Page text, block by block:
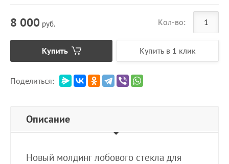
8 000 руб. Кол-во:
Купить Купить в 1 клик
Поделиться:
Описание
Новый молдинг лобового стекла для